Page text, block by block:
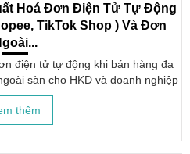
Hoá Đơn Điện Tử Tự Động
TikTok Shop ) Và Đơn
điện tử tự động khi bán hàng đa
sàn cho HKD và doanh nghiệp
điện tử đúng thời điểm
thêm